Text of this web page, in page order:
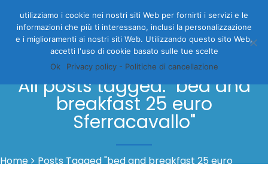
All posts tagged: "bed and
breakfast 25 euro
Sferracavallo"
Home
Posts Tagged "bed and breakfast 25 euro
utilizziamo i cookie nei nostri siti Web per fornirti i servizi e le
informazioni che più ti interessano, inclusi la personalizzazione
e i miglioramenti ai nostri siti Web. Utilizzando questo sito Web,
accetti l'uso di cookie basato sulle tue scelte
Ok
Privacy policy - Politiche di cancellazione